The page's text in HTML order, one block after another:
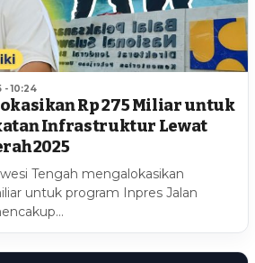
- 10:24
Rp 275 Miliar untuk
Infrastruktur Lewat
2025
Tengah mengalokasikan
untuk program Inpres Jalan